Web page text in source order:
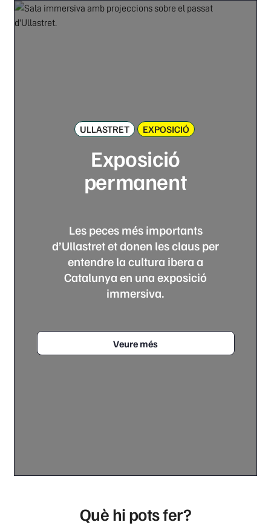
ULLASTRET EXPOSICIÓ
Exposició
permanent
Les peces més importants
d’Ullastret et donen les claus per
entendre la cultura ibera a
Catalunya en una exposició
immersiva.
Veure més
Què hi pots fer?